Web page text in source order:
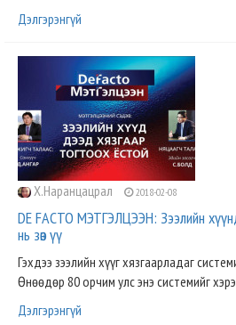
Дэлгэрэнгүй
Х.Наранцацрал 2018-02-08
DE FACTO МЭТГЭЛЦЭЭН: Зээлийн
нь зөв үү
Гэхдээ зээлийн хүүг хязгаарладаг
Өнөөдөр 80 орчим улс энэ системийг
Дэлгэрэнгүй